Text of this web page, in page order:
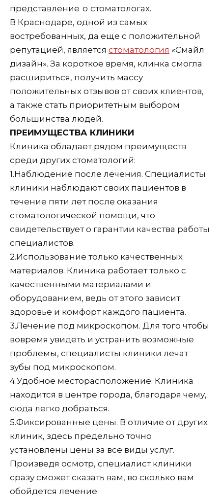
представление о стоматологах.
В Краснодаре, одной из самых
востребованных, да еще с положительной
репутацией, является стоматология «Смайл
дизайн». За короткое время, клинка смогла
расшириться, получить массу
положительных отзывов от своих клиентов,
а также стать приоритетным выбором
большинства людей.
ПРЕИМУЩЕСТВА КЛИНИКИ
Клиника обладает рядом преимуществ
среди других стоматологий:
1.Наблюдение после лечения. Специалисты
клиники наблюдают своих пациентов в
течение пяти лет после оказания
стоматологической помощи, что
свидетельствует о гарантии качества работы
специалистов.
2.Использование только качественных
материалов. Клиника работает только с
качественными материалами и
оборудованием, ведь от этого зависит
здоровье и комфорт каждого пациента.
3.Лечение под микроскопом. Для того чтобы
вовремя увидеть и устранить возможные
проблемы, специалисты клиники лечат
зубы под микроскопом.
4.Удобное месторасположение. Клиника
находится в центре города, благодаря чему,
сюда легко добраться.
5.Фиксированные цены. В отличие от других
клиник, здесь предельно точно
установлены цены за все виды услуг.
Произведя осмотр, специалист клиники
сразу сможет сказать вам, во сколько вам
обойдется лечение.